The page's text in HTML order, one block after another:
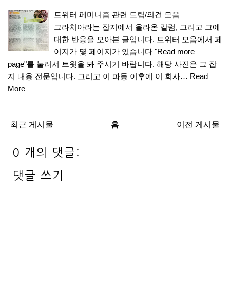
트위터 페미니즘 관련 드립/의견 모음
그라치아라는 잡지에서 올라온 칼럼, 그리고 그에
대한 반응을 모아본 글입니다. 트위터 모음에서 페
이지가 몇 페이지가 있습니다 "Read more
page"를 눌러서 트윗을 봐 주시기 바랍니다. 해당 사진은 그 잡
지 내용 전문입니다. 그리고 이 파동 이후에 이 회사… Read
More
최근 게시물 이전 게시물
홈
0 개의 댓글:
댓글 쓰기